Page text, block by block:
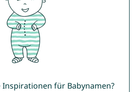
für Babynamen?